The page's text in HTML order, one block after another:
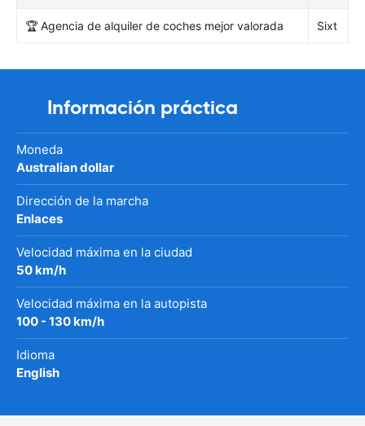
🏆 Agencia de alquiler de coches mejor valorada Sixt
Información práctica
Moneda
Australian dollar
Dirección de la marcha
Enlaces
Velocidad máxima en la ciudad
50 km/h
Velocidad máxima en la autopista
100 - 130 km/h
Idioma
English